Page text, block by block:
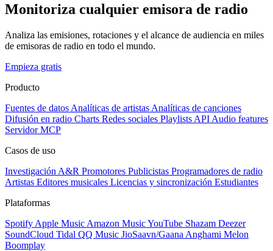
Monitoriza cualquier emisora de radio
Analiza las emisiones, rotaciones y el alcance de audiencia en miles
de emisoras de radio en todo el mundo.
Empieza gratis
Producto
Fuentes de datos Analíticas de artistas Analíticas de canciones
Difusión en radio Charts Redes sociales Playlists API Audio features
Servidor MCP
Casos de uso
Investigación A&R Promotores Publicistas Programadores de radio
Artistas Editores musicales Licencias y sincronización Estudiantes
Plataformas
Spotify Apple Music Amazon MusicYouTube Shazam Deezer
SoundCloud Tidal QQ Music JioSaavn/Gaana Anghami Melon
Boomplay